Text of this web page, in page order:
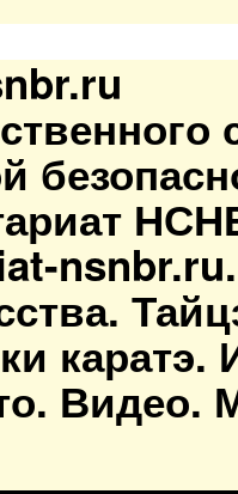
каратэ.
Видео.